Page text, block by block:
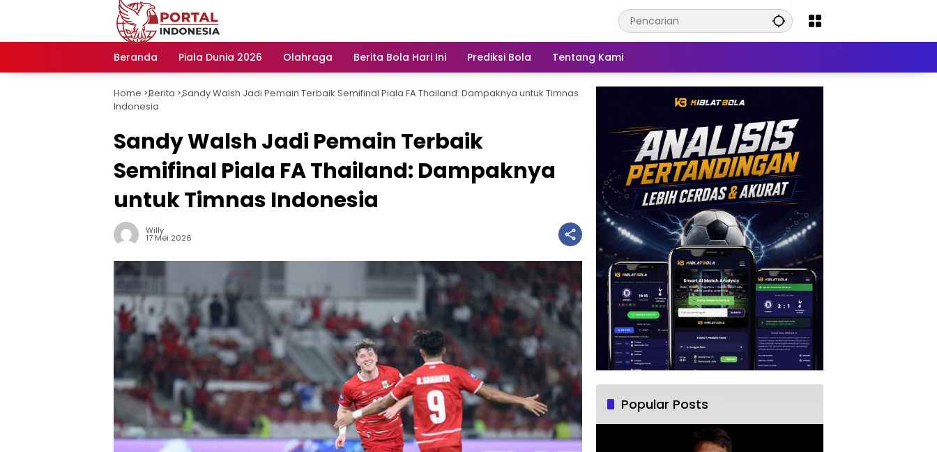
Beranda
Piala Dunia 2026 Olahraga Berita Bola Hari Ini Prediksi Bola Tentang Kami
Home -
Berita -
Sandy Walsh Jadi Pemain Terbaik Semifinal Piala FA Thailand: Dampaknya untuk Timnas
Indonesia
Sandy Walsh Jadi Pemain Terbaik
Semifinal Piala FA Thailand: Dampaknya
untuk Timnas Indonesia
Willy
17 Mei 2026
Popular Posts